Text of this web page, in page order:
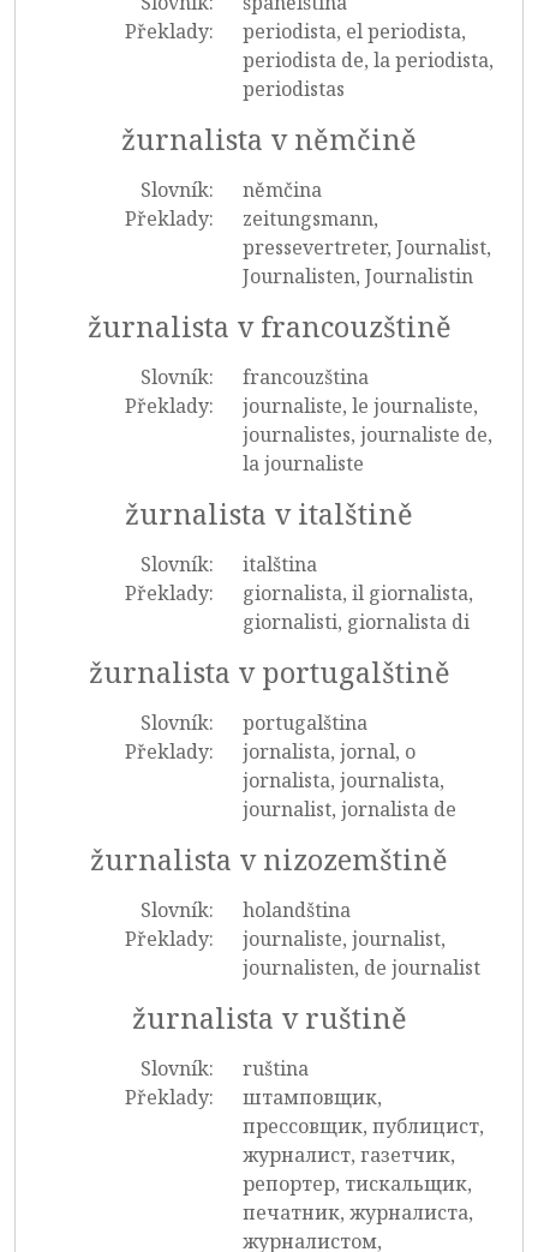
Překlady:
periodista, el periodista,
periodista de, la periodista,
periodistas
žurnalista v němčině
Slovník:
němčina
Překlady:
zeitungsmann,
pressevertreter, Journalist,
Journalisten, Journalistin
žurnalista v francouzštině
Slovník:
francouzština
Překlady:
journaliste, le journaliste,
journalistes, journaliste de,
la journaliste
žurnalista v italštině
Slovník:
italština
Překlady:
giornalista, il giornalista,
giornalisti, giornalista di
žurnalista v portugalštině
Slovník:
portugalština
Překlady:
jornalista, jornal, o
jornalista, journalista,
journalist, jornalista de
žurnalista v nizozemštině
Slovník:
holandština
Překlady:
journaliste, journalist,
journalisten, de journalist
žurnalista v ruštině
Slovník:
ruština
Překlady:
штамповщик,
прессовщик, публицист,
журналист, газетчик,
репортер, тискальщик,
печатник, журналиста,
журналистом,